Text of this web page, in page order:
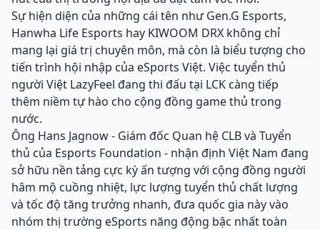
Sự hiện diện của những cái tên như Gen.G Esports,
Hanwha Life Esports hay KIWOOM DRX không chỉ
mang lại giá trị chuyên môn, mà còn là biểu tượng cho
tiến trình hội nhập của eSports Việt. Việc tuyển thủ
người Việt LazyFeel đang thi đấu tại LCK càng tiếp
thêm niềm tự hào cho cộng đồng game thủ trong
nước.
Ông Hans Jagnow - Giám đốc Quan hệ CLB và Tuyển
thủ của Esports Foundation - nhận định Việt Nam đang
sở hữu nền tảng cực kỳ ấn tượng với cộng đồng người
hâm mộ cuồng nhiệt, lực lượng tuyển thủ chất lượng
và tốc độ tăng trưởng nhanh, đưa quốc gia này vào
nhóm thị trường eSports năng động bậc nhất toàn